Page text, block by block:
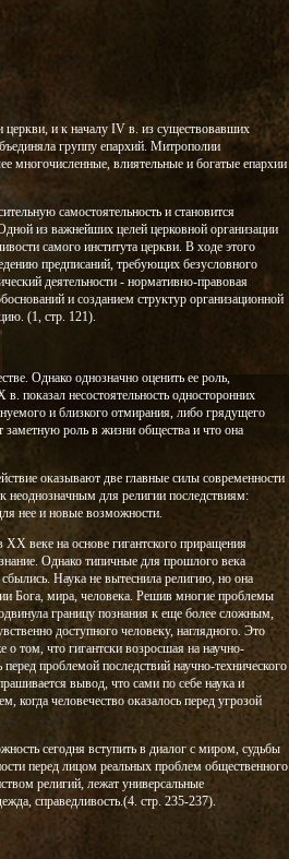
церкви, и к началу IV в. из существовавших
группу епархий. Митрополии
многочисленные, влиятельные и богатые епархии
самостоятельность и становится
из важнейших целей церковной организации
самого института церкви. В ходе этого
предписаний, требующих безусловного
деятельности - нормативно-правовая
и созданием структур организационной
(1, стр. 121).
Однако однозначно оценить ее роль,
показал несостоятельность односторонних
и близкого отмирания, либо грядущего
роль в жизни общества и что она
оказывают две главные силы современности
неоднозначным для религии последствиям:
нее и новые возможности.
веке на основе гигантского приращения
Однако типичные для прошлого века
сбылись. Наука не вытеснила религию, но она
Бога, мира, человека. Решив многие проблемы
границу познания к еще более сложным,
доступного человеку, наглядного. Это
том, что гигантски возросшая на научно-
проблемой последствий научно-технического
вывод, что сами по себе наука и
когда человечество оказалось перед угрозой
сегодня вступить в диалог с миром, судьбы
перед лицом реальных проблем общественного
религий, лежат универсальные
справедливость.(4. стр. 235-237).